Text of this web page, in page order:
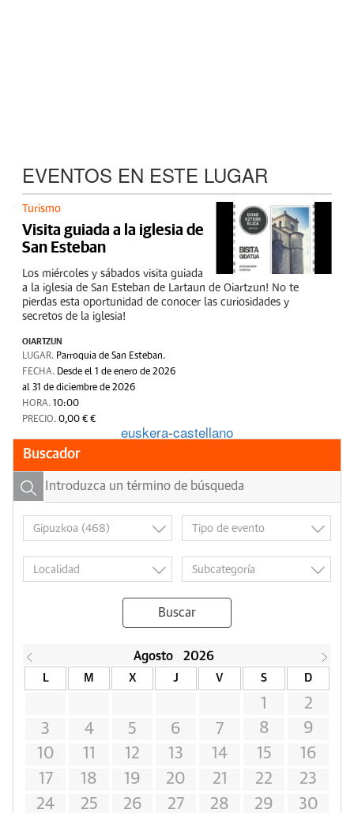
EVENTOS EN ESTE LUGAR
Turismo
Visita guiada a la iglesia de
San Esteban
Los miércoles y sábados visita guiada
a la iglesia de San Esteban de Lartaun de Oiartzun! No te
pierdas esta oportunidad de conocer las curiosidades y
secretos de la iglesia!
OIARTZUN
LUGAR. Parroquia de San Esteban.
FECHA. Desde el 1 de enero de 2026
al 31 de diciembre de 2026
HORA. 10:00
PRECIO. 0,00 € €
euskera-castellano
Buscador
Buscar
Agosto 2026
L M X J V S D
1
2
3
4 5 6 7 8
9
10
11 12 13 14 15
16
17
18 19 20 21 22
23
24
25 26 27 28 29
30